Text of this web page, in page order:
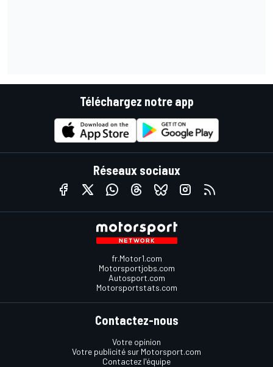
Téléchargez notre app
Réseaux sociaux
fr.Motor1.com
Motorsportjobs.com
Autosport.com
Motorsportstats.com
Contactez-nous
Votre opinion
Votre publicité sur Motorsport.com
Contactez l'équipe